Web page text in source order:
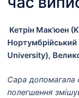
уроки
Кетрін Мак’юен
University),
Сара допомагала
полегшення